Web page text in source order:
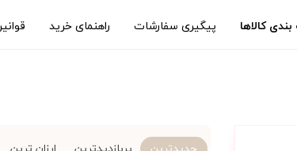
کالاها پیگیری سفارشات راهنمای خرید